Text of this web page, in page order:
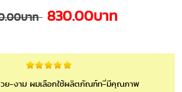
บาท 830.00บาท
สวย-งาม ผมเลือกใช้ผลิตภัณฑ์ท-ี่มีคุณภาพ